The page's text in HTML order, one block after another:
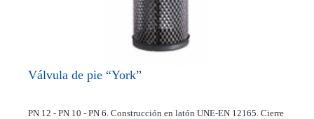
Válvula de pie “York”
PN 12 - PN 10 - PN 6. Construcción en latón UNE-EN 12165. Cierre